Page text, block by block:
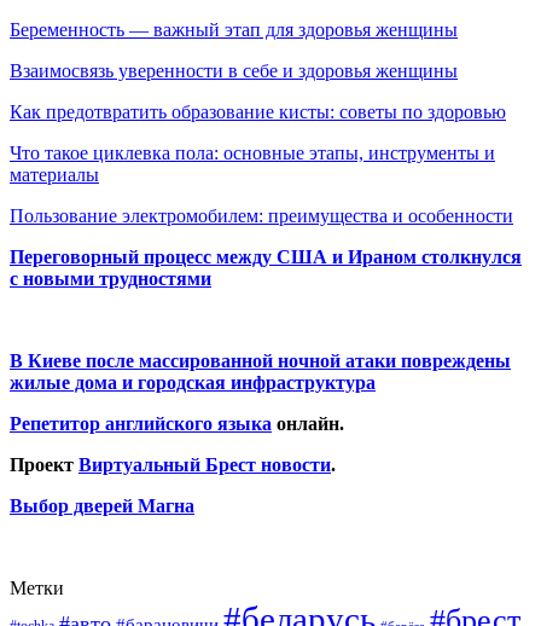
Беременность — важный этап для здоровья женщины
Взаимосвязь уверенности в себе и здоровья женщины
Как предотвратить образование кисты: советы по здоровью
Что такое циклевка пола: основные этапы, инструменты и
материалы
Пользование электромобилем: преимущества и особенности
Переговорный процесс между США и Ираном столкнулся
с новыми трудностями
В Киеве после массированной ночной атаки повреждены
жилые дома и городская инфраструктура
Репетитор английского языка онлайн.
Проект Виртуальный Брест новости.
Выбор дверей Магна
Метки